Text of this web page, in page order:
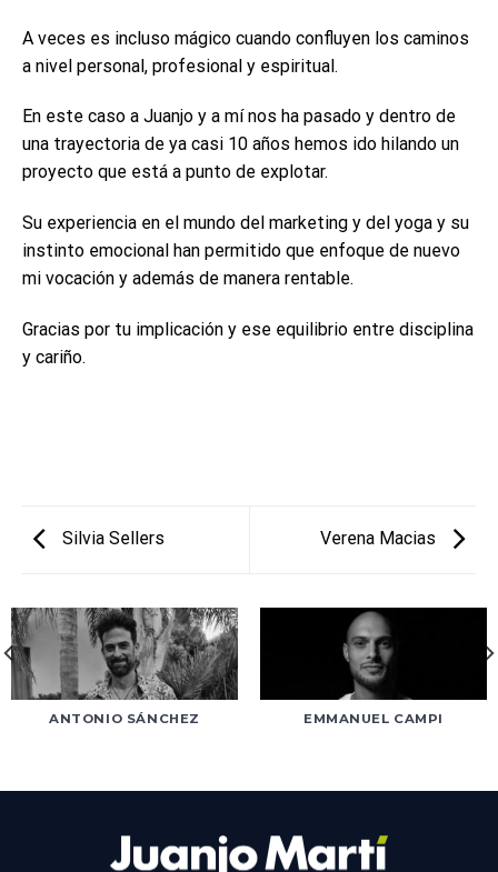
A veces es incluso mágico cuando confluyen los caminos
a nivel personal, profesional y espiritual.
En este caso a Juanjo y a mí nos ha pasado y dentro de
una trayectoria de ya casi 10 años hemos ido hilando un
proyecto que está a punto de explotar.
Su experiencia en el mundo del marketing y del yoga y su
instinto emocional han permitido que enfoque de nuevo
mi vocación y además de manera rentable.
Gracias por tu implicación y ese equilibrio entre disciplina
y cariño.
Silvia Sellers Verena Macias
ANTONIO SÁNCHEZ EMMANUEL CAMPI